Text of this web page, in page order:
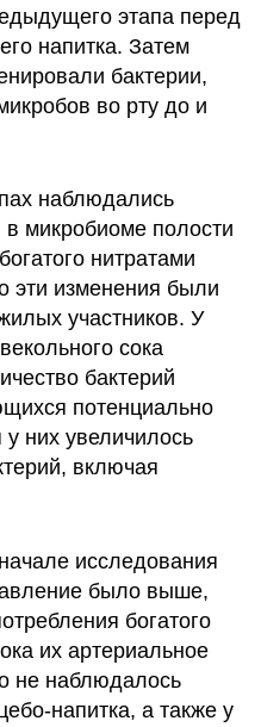
этапа перед
напитка. Затем
бактерии,
во рту до и
наблюдались
микробиоме полости
нитратами
эти изменения были
участников. У
сока
бактерий
потенциально
них увеличилось
включая
исследования
было выше,
богатого
их артериальное
не наблюдалось
напитка, а также у